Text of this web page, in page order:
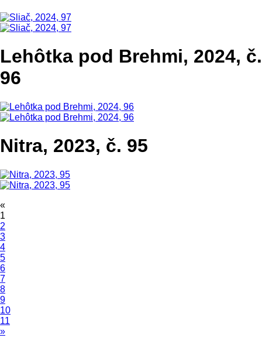
Lehôtka pod Brehmi, 2024, č.
96
Nitra, 2023, č. 95
«
1
2
3
4
5
6
7
8
9
10
11
»